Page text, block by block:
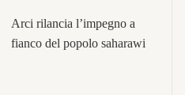
Arci rilancia l’impegno a
fianco del popolo saharawi